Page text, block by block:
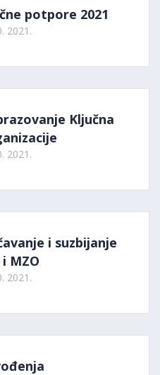
potpore 2021
2021.
Ključna
2021.
i suzbijanje
MZO
2021.